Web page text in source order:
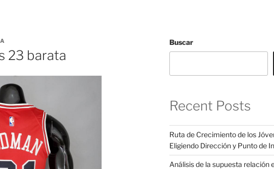
23 barata
Buscar
Recent Posts
Ruta de Crecimiento de los
Eligiendo Dirección y Punto de
Análisis de la supuesta relación